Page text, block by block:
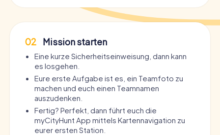
02 Mission starten
Eine kurze Sicherheitseinweisung, dann kann
es losgehen.
Eure erste Aufgabe ist es, ein Teamfoto zu
machen und euch einen Teamnamen
auszudenken.
Fertig? Perfekt, dann führt euch die
myCityHunt App mittels Kartennavigation zu
eurer ersten Station.